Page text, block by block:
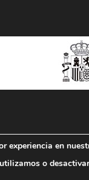
experiencia en
o